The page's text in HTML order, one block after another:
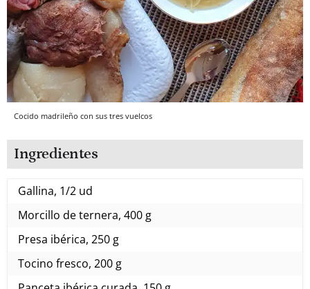
Cocido madrileño con sus tres vuelcos
Ingredientes
Gallina, 1/2 ud
Morcillo de ternera, 400 g
Presa ibérica, 250 g
Tocino fresco, 200 g